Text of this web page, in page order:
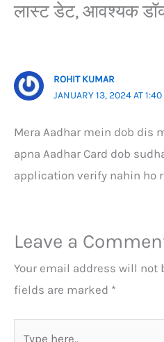
लास्ट डेट, आवश्यक
ROHIT KUMAR
JANUARY 13, 2024 AT
Mera Aadhar mein dob dis
apna Aadhar Card dob
application verify nahin ho
Leave a
Your email address will not
fields are marked *